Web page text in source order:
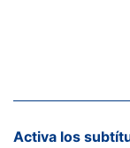
Activa los